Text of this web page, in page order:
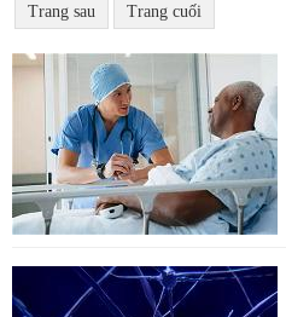
Trang sau Trang cuối